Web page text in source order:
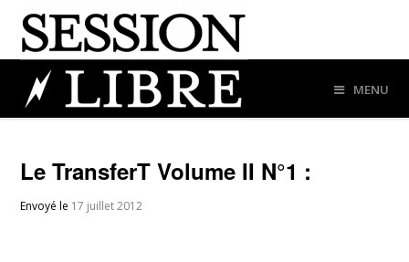
MENU
Le TransferT Volume II N°1 :
Envoyé le 17 juillet 2012